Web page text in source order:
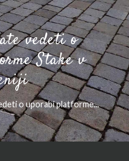
vedeti o
Stake v
o uporabi platforme...